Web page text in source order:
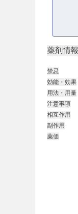
薬剤情報
禁忌
効能・効果
用法・用量
注意事項
相互作用
副作用
薬価